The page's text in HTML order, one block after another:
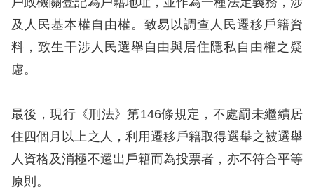
礙
快
請
選
擇
及人民基本權自由權。致易以調查人民遷移戶籍資
料，致生干涉人民選舉自由與居住隱私自由權之疑
慮。
最後，現行《刑法》第146條規定，不處罰未繼續居
住四個月以上之人，利用遷移戶籍取得選舉之被選舉
人資格及消極不遷出戶籍而為投票者，亦不符合平等
原則。